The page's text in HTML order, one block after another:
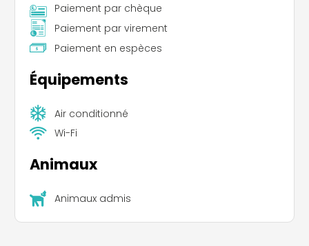
Paiement par chèque
Paiement par virement
Paiement en espèces
Équipements
Air conditionné
Wi-Fi
Animaux
Animaux admis